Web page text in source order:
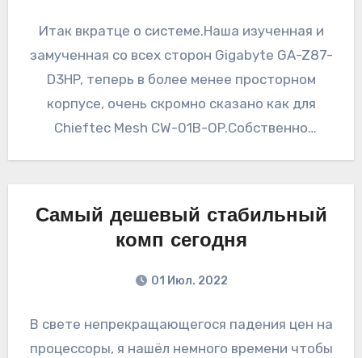
Итак вкратце о системе.Наша изученная и
замученная со всех сторон Gigabyte GA-Z87-
D3HP, теперь в более менее просторном
корпусе, очень скромно сказано как для
Chieftec Mesh CW-01B-OP.Собственно
Самый дешевый стабильный
комп сегодня
01 Июл. 2022
В свете непрекращающегося падения цен на
процессоры, я нашёл немного времени чтобы